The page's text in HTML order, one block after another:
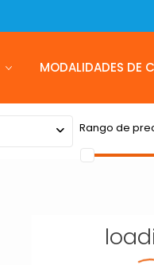
MODALIDADES DE
Rango de